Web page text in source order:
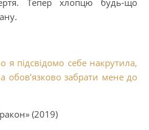
я підсвідомо себе накрутила,
забрати мене до
(2019)